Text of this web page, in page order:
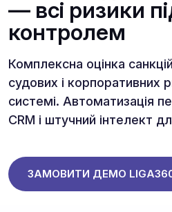
— всі ризики
контролем
Комплексна оцінка
судових і корпоративних
системі. Автоматизація
CRM і штучний інтелект
ЗАМОВИТИ ДЕМО